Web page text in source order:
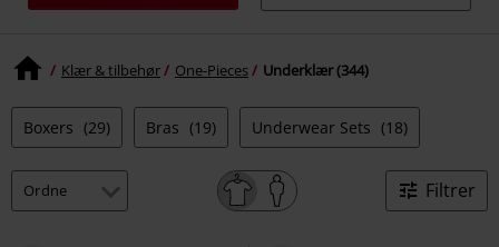
Klær & tilbehør One-Pieces Underklær (344)
Boxers (29) Bras (19) Underwear Sets (18)
Filtrer